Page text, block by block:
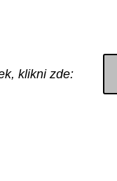
klikni zde: